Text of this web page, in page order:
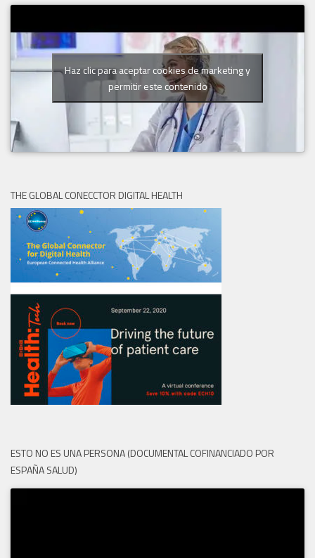
Haz clic para aceptar cookies de marketing y
permitir este contenido
THE GLOBAL CONECCTOR DIGITAL HEALTH
ESTO NO ES UNA PERSONA (DOCUMENTAL COFINANCIADO POR
ESPAÑA SALUD)